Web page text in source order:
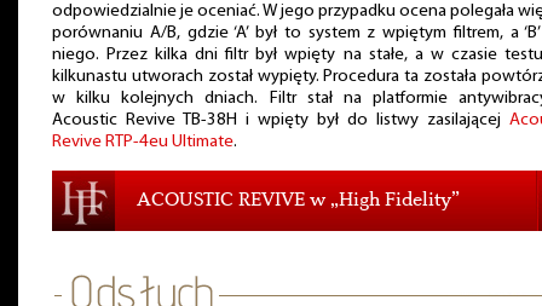
odpowiedzialnie je oceniać. W jego przypadku ocena polegała
porównaniu A/B, gdzie ‘A’ był to system z wpiętym filtrem, a
niego. Przez kilka dni filtr był wpięty na stałe, a w czasie
kilkunastu utworach został wypięty. Procedura ta została
w kilku kolejnych dniach. Filtr stał na platformie
Acoustic Revive TB-38H i wpięty był do listwy zasilającej
Revive RTP-4eu Ultimate.
ACOUSTIC REVIVE w „High Fidelity”